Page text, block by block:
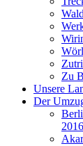
Zu
Unsere
Der
2016